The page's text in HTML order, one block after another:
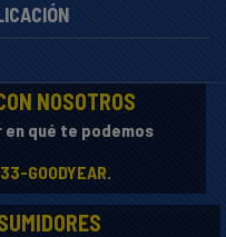
NOSOTROS
en qué te podemos
GOODYEAR